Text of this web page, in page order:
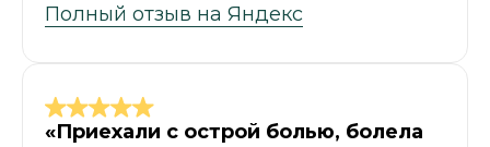
Полный отзыв на Яндекс
«Приехали с острой болью, болела